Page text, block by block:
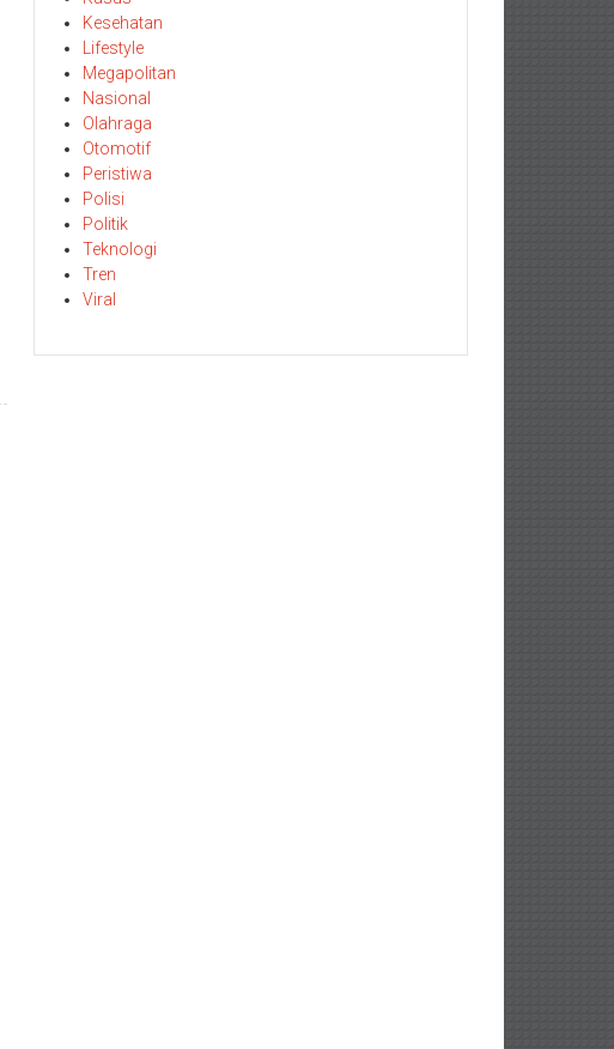
Kesehatan
Lifestyle
Megapolitan
Nasional
Olahraga
Otomotif
Peristiwa
Polisi
Politik
Teknologi
Tren
Viral